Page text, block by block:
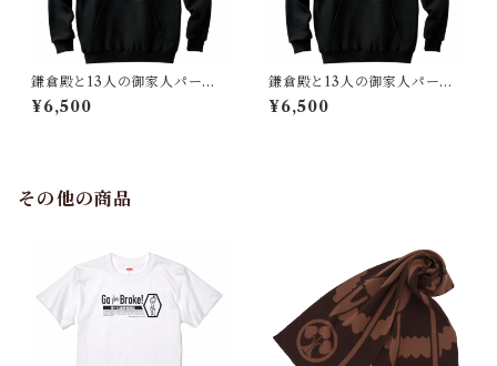
鎌倉殿と13人の御家人パーカ
ー（鎌倉時代 日本）回転和
色Ver.
¥6,500
鎌倉殿と13人の御家人パーカ
ー（鎌倉時代 日本）回転金
色Ver.
¥6,500
その他の商品